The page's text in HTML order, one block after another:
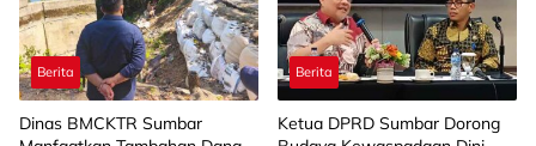
Berita
Dinas BMCKTR Sumbar
Berita
Ketua DPRD Sumbar Dorong